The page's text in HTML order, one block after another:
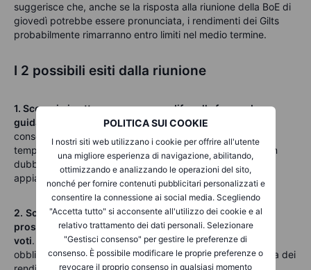
POLITICA SUI COOKIE
I nostri siti web utilizzano i cookie per offrire all'utente
una migliore esperienza di navigazione, abilitando,
ottimizzando e analizzando le operazioni del sito,
nonché per fornire contenuti pubblicitari personalizzati e
consentire la connessione ai social media. Scegliendo
"Accetta tutto" si acconsente all'utilizzo dei cookie e al
relativo trattamento dei dati personali. Selezionare
"Gestisci consenso" per gestire le preferenze di
consenso. È possibile modificare le proprie preferenze o
revocare il proprio consenso in qualsiasi momento
suggerisce che, anche se la risposta alla riunione della BoE di
giovedì potrebbe essere pronunciata, i rendimenti dei Gilts
probabilmente rimarranno entro limiti nel medio termine.
I 2 possibili esiti dalla riunione
1. Scenario in attesa, nessuna modifca alla forward
guidance, nessuna modifica alla divisione dei voti
consentirà al MPC di mantenere aperte le opzioni per la
tempistica dei tagli di prim’ordine. Ciò potrebbe mettere in
dubbio un taglio dei tassi a giugno, con conseguente
appiattimento della curva dei rendimenti dei Gilt.
2. Scenario in attesa ma con modifiche alle indicazioni
prospettiche e/o modifiche alla divisione dei
voti.
L’orientamento accomodante indurrà un rally
obbligazionario che porterà ad un irripidimento della curva dei